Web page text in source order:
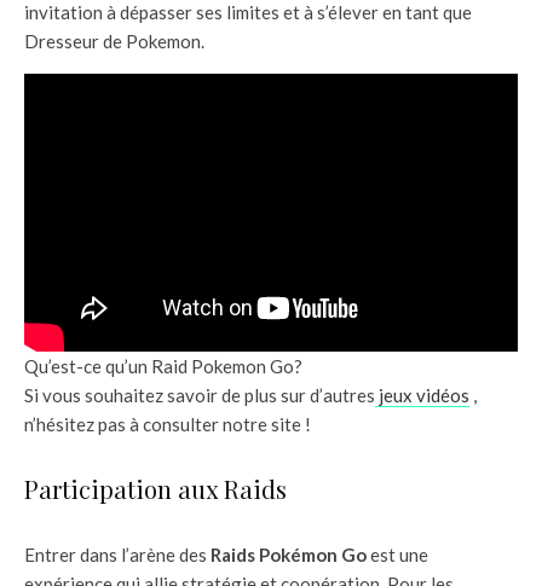
invitation à dépasser ses limites et à s’élever en tant que
Dresseur de Pokemon.
Qu’est-ce qu’un Raid Pokemon Go?
Si vous souhaitez savoir de plus sur d’autres jeux vidéos ,
n’hésitez pas à consulter notre site !
Participation aux Raids
Entrer dans l’arène des Raids Pokémon Goest une